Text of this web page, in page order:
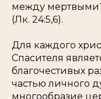
между
(Лк. 24:5,6).
Для каждого
Спасителя
благочестивых
частью личного
многообразие